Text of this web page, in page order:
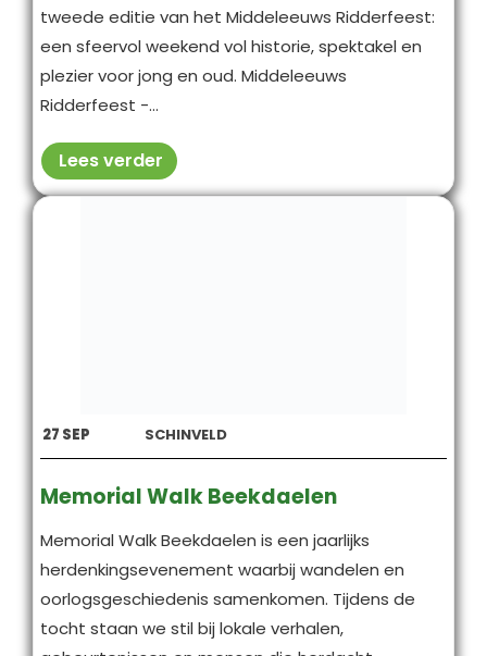
tweede editie van het Middeleeuws Ridderfeest:
een sfeervol weekend vol historie, spektakel en
plezier voor jong en oud. Middeleeuws
Ridderfeest -...
Lees verder
27 SEP SCHINVELD
Memorial Walk Beekdaelen
Memorial Walk Beekdaelen is een jaarlijks
herdenkingsevenement waarbij wandelen en
oorlogsgeschiedenis samenkomen. Tijdens de
tocht staan we stil bij lokale verhalen,